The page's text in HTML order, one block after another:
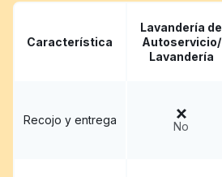
Característica
Lavandería de
Autoservicio/
Lavandería
Recojo y entrega No